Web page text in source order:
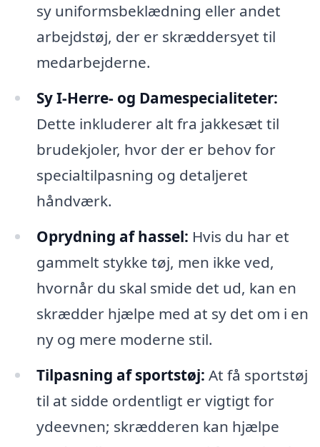
sy uniformsbeklædning eller andet
arbejdstøj, der er skræddersyet til
medarbejderne.
Sy I-Herre- og Damespecialiteter:
Dette inkluderer alt fra jakkesæt til
brudekjoler, hvor der er behov for
specialtilpasning og detaljeret
håndværk.
Oprydning af hassel: Hvis du har et
gammelt stykke tøj, men ikke ved,
hvornår du skal smide det ud, kan en
skrædder hjælpe med at sy det om i en
ny og mere moderne stil.
Tilpasning af sportstøj: At få sportstøj
til at sidde ordentligt er vigtigt for
ydeevnen; skrædderen kan hjælpe